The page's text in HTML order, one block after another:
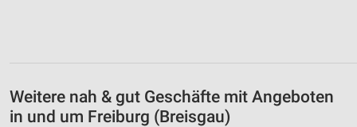
Weitere nah & gut Geschäfte mit Angeboten
in und um Freiburg (Breisgau)